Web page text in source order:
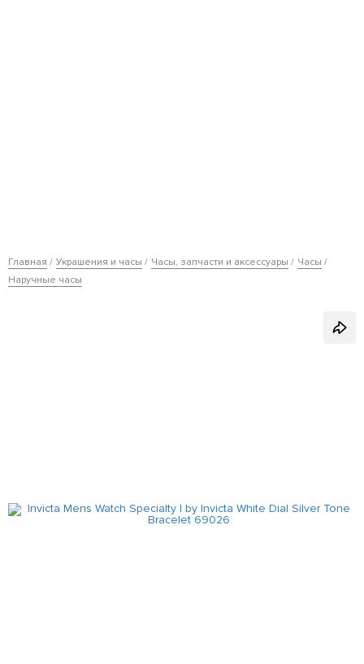
Главная Украшения и часы Часы, запчасти и аксессуары
Часы
Наручные часы